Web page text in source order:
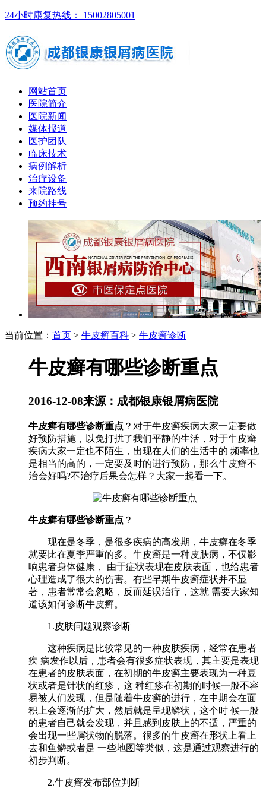
24小时康复热线： 15002805001
网站首页
医院简介
医院新闻
媒体报道
医护团队
临床技术
病例解析
治疗设备
来院路线
预约挂号
当前位置： 首页 > 牛皮癣百科 > 牛皮癣诊断
牛皮癣有哪些诊断重点
2016-12-08来源：成都银康银屑病医院
牛皮癣有哪些诊断重点 ？对于牛皮癣疾病大家一定要做
好预防措施，以免打扰了我们平静的生活，对于牛皮癣
疾病大家一定也不陌生，出现在人们的生活中的 频率也
是相当的高的，一定要及时的进行预防，那么牛皮癣不
治会好吗?不治疗后果会怎样？大家一起看一下。
牛皮癣有哪些诊断重点 ？
现在是冬季，是很多疾病的高发期，牛皮癣在冬季
就要比在夏季严重的多。牛皮癣是一种皮肤病，不仅影
响患者身体健康， 由于症状表现在皮肤表面，也给患者
心理造成了很大的伤害。有些早期牛皮癣症状并不显
著，患者常常会忽略，反而延误治疗，这就 需要大家知
道该如何诊断牛皮癣。
1.皮肤问题观察诊断
这种疾病是比较常见的一种皮肤疾病，经常在患者
疾 病发作以后，患者会有很多症状表现，其主要是表现
在患者的皮肤表面，在初期的牛皮癣主要表现为一种豆
状或者是针状的红疹，这 种红疹在初期的时候一般不容
易被人们发现，但是随着牛皮癣的进行，在中期会在面
积上会逐渐的扩大，然后就是呈现鳞状，这个时 候一般
的患者自己就会发现，并且感到皮肤上的不适，严重的
会出现一些屑状物的脱落。很多的牛皮癣在形状上看上
去和鱼鳞或者是 一些地图等类似，这是通过观察进行的
初步判断。
2.牛皮癣发布部位判断